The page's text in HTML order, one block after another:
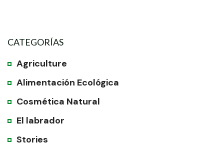
CATEGORÍAS
Agriculture
Alimentación Ecológica
Cosmética Natural
El labrador
Stories